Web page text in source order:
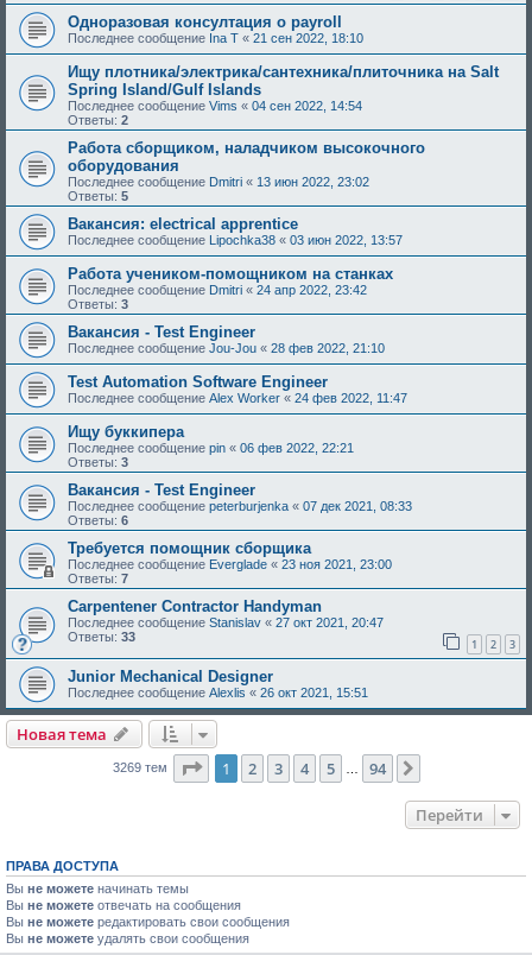
Oдноразовая консултация o payroll
Последнее сообщение Ina T « 21 сен 2022, 18:10
Ищу плотника/электрика/сантехника/плиточника на Salt
Spring Island/Gulf Islands
Последнее сообщение Vims « 04 сен 2022, 14:54
Ответы: 2
Работа сборщиком, наладчиком высокочного
оборудования
Последнее сообщение Dmitri « 13 июн 2022, 23:02
Ответы: 5
Вакансия: electrical apprentice
Последнее сообщение Lipochka38 « 03 июн 2022, 13:57
Работа учеником-помощником на станках
Последнее сообщение Dmitri « 24 апр 2022, 23:42
Ответы: 3
Вакансия - Test Engineer
Последнее сообщение Jou-Jou « 28 фев 2022, 21:10
Test Automation Software Engineer
Последнее сообщение Alex Worker « 24 фев 2022, 11:47
Ищу буккипера
Последнее сообщение pin « 06 фев 2022, 22:21
Ответы: 3
Вакансия - Test Engineer
Последнее сообщение peterburjenka « 07 дек 2021, 08:33
Ответы: 6
Требуется помощник сборщика
Последнее сообщение Everglade « 23 ноя 2021, 23:00
Ответы: 7
Carpentener Contractor Handyman
Последнее сообщение Stanislav « 27 окт 2021, 20:47
Ответы: 33 1 2 3
Junior Mechanical Designer
Последнее сообщение Alexlis « 26 окт 2021, 15:51
Новая тема
3269 тем Страница из 94
1 2 3 4 5 94
Перейти
ПРАВА ДОСТУПА
Вы не можете начинать темы
Вы не можете отвечать на сообщения
Вы не можете редактировать свои сообщения
Вы не можете удалять свои сообщения